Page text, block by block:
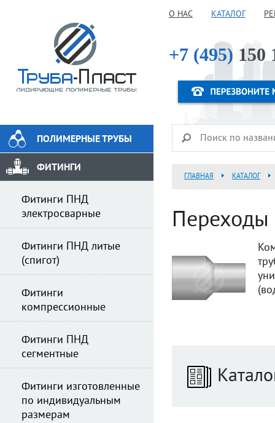
О НАС КАТАЛОГ
+7 (495) 150
ГЛАВНАЯ КАТАЛОГ
Переходы
ПОЛИМЕРНЫЕ ТРУБЫ
ФИТИНГИ
Фитинги ПНД
электросварные
Фитинги ПНД литые
(спигот)
Фитинги
компрессионные
Фитинги ПНД
сегментные
Фитинги изготовленные
по индивидуальным
размерам